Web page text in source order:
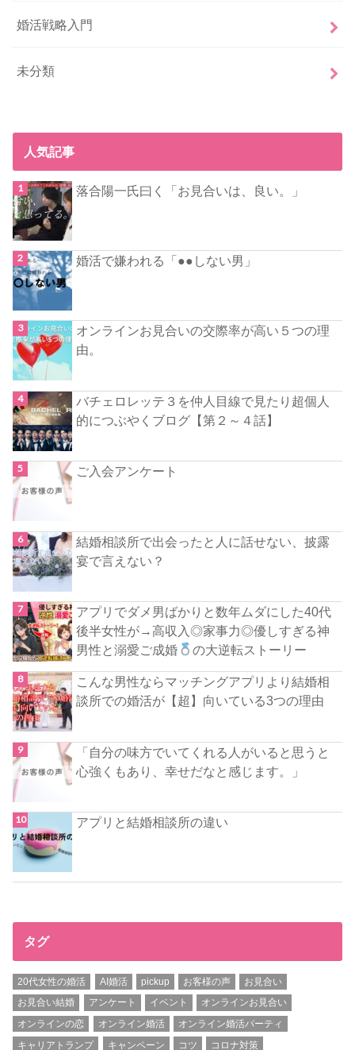
婚活戦略入門
未分類
人気記事
落合陽一氏曰く「お見合いは、良い。」
婚活で嫌われる「●●しない男」
オンラインお見合いの交際率が高い５つの理
由。
バチェロレッテ３を仲人目線で見たり超個人
的につぶやくブログ【第２～４話】
ご入会アンケート
結婚相談所で出会ったと人に話せない、披露
宴で言えない？
アプリでダメ男ばかりと数年ムダにした40代
後半女性が→高収入◎家事力◎優しすぎる神
男性と溺愛ご成婚
の大逆転ストーリー
こんな男性ならマッチングアプリより結婚相
談所での婚活が【超】向いている3つの理由
「自分の味方でいてくれる人がいると思うと
心強くもあり、幸せだなと感じます。」
アプリと結婚相談所の違い
タグ
20代女性の婚活 AI婚活 pickup お客様の声
お見合い
お見合い結婚
アンケート イベント
オンラインお見合い
オンラインの恋
オンライン婚活
オンライン婚活パーティ
キャリアトランプ
キャンペーン コツ コロナ対策